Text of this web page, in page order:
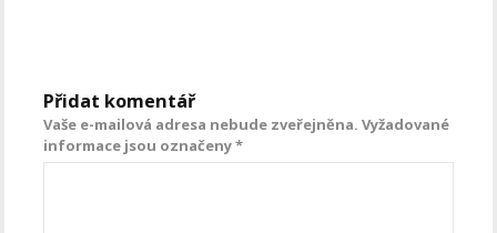
Přidat komentář
Vaše e-mailová adresa nebude zveřejněna. Vyžadované
informace jsou označeny*